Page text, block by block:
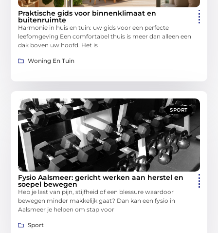
Praktische gids voor binnenklimaat en
buitenruimte
Harmonie in huis en tuin: uw gids voor een perfecte
leefomgeving Een comfortabel thuis is meer dan alleen een
dak boven uw hoofd. Het is
Woning En Tuin
SPORT
Fysio Aalsmeer: gericht werken aan herstel en
soepel bewegen
Heb je last van pijn, stijfheid of een blessure waardoor
bewegen minder makkelijk gaat? Dan kan een fysio in
Aalsmeer je helpen om stap voor
Sport